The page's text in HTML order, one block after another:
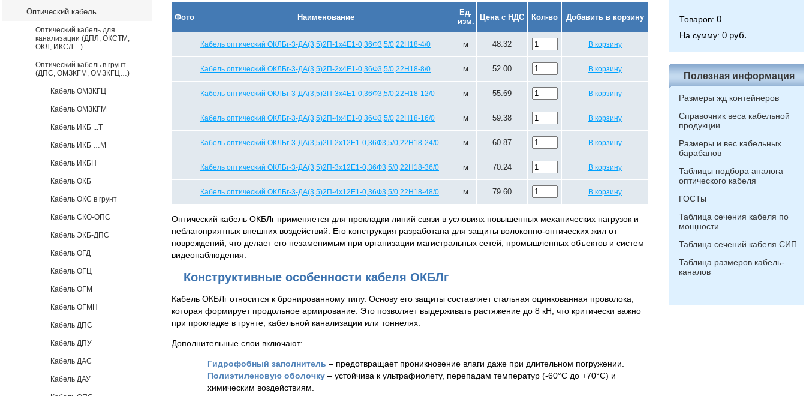
Оптический кабель
Оптический кабель для
канализации (ДПЛ, ОКСТМ,
ОКЛ, ИКСЛ…)
Оптический кабель в грунт
(ДПС, ОМЗКГМ, ОМЗКГЦ…)
Кабель ОМЗКГЦ
Кабель ОМЗКГМ
Кабель ИКБ ...Т
Кабель ИКБ …М
Кабель ИКБН
Кабель ОКБ
Кабель ОКС в грунт
Кабель СКО-ОПС
Кабель ЭКБ-ДПС
Кабель ОГД
Кабель ОГЦ
Кабель ОГМ
Кабель ОГМН
Кабель ДПС
Кабель ДПУ
Кабель ДАС
Кабель ДАУ
Фото Наименование
Ед.
изм.
Цена с НДС Кол-во Добавить в корзину
Кабель оптический ОКЛБг-3-ДА(3,5)2П-1х4Е1-0,36Ф3,5/0,22Н18-4/0 м 48.32 В корзину
Кабель оптический ОКЛБг-3-ДА(3,5)2П-2х4Е1-0,36Ф3,5/0,22Н18-8/0 м 52.00 В корзину
Кабель оптический ОКЛБг-3-ДА(3,5)2П-3х4Е1-0,36Ф3,5/0,22Н18-12/0 м 55.69 В корзину
Кабель оптический ОКЛБг-3-ДА(3,5)2П-4х4Е1-0,36Ф3,5/0,22Н18-16/0 м 59.38 В корзину
Кабель оптический ОКЛБг-3-ДА(3,5)2П-2х12Е1-0,36Ф3,5/0,22Н18-24/0 м 60.87 В корзину
Кабель оптический ОКЛБг-3-ДА(3,5)2П-3х12Е1-0,36Ф3,5/0,22Н18-36/0 м 70.24 В корзину
Кабель оптический ОКЛБг-3-ДА(3,5)2П-4х12Е1-0,36Ф3,5/0,22Н18-48/0 м 79.60 В корзину
Оптический кабель ОКБЛг применяется для прокладки линий связи в условиях повышенных механических нагрузок и
неблагоприятных внешних воздействий. Его конструкция разработана для защиты волоконно-оптических жил от
повреждений, что делает его незаменимым при организации магистральных сетей, промышленных объектов и систем
видеонаблюдения.
Конструктивные особенности кабеля ОКБЛг
Кабель ОКБЛг относится к бронированному типу. Основу его защиты составляет стальная оцинкованная проволока,
которая формирует продольное армирование. Это позволяет выдерживать растяжение до 8 кН, что критически важно
при прокладке в грунте, кабельной канализации или тоннелях.
Дополнительные слои включают:
Гидрофобный заполнитель – предотвращает проникновение влаги даже при длительном погружении.
Полиэтиленовую оболочку – устойчива к ультрафиолету, перепадам температур (-60°C до +70°C) и
химическим воздействиям.
Товаров: 0
На сумму: 0 руб.
Полезная информация
Размеры жд контейнеров
Справочник веса кабельной
продукции
Размеры и вес кабельных
барабанов
Таблицы подбора аналога
оптического кабеля
ГОСТы
Таблица сечения кабеля по
мощности
Таблица сечений кабеля СИП
Таблица размеров кабель-
каналов